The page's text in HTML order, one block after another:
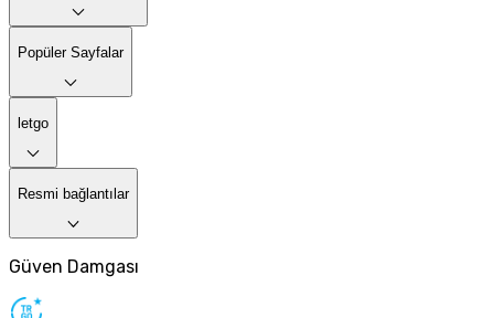
Popüler Sayfalar
letgo
Resmi bağlantılar
Güven Damgası